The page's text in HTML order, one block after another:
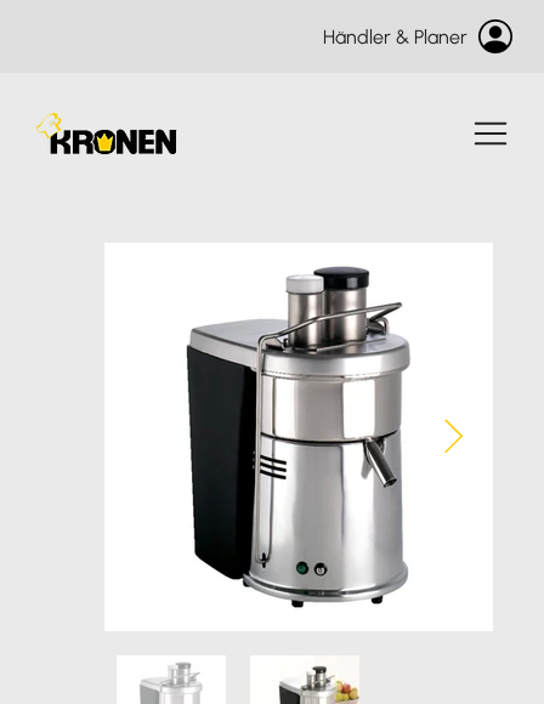
Händler & Planer